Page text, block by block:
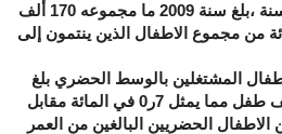
أعمارهم بين 7 وأقل من 15 سنة ،بلغ سنة 2009 ما مجموعه 170 ألف
4ر3 في المائة من مجموع الاطفال الذين ينتمون إلى
المشتغلين بالوسط الحضري بلغ
سنة 2009 ما مجموعه 19 ألف طفل مما يمثل 7ر0 في المائة مقابل
المائة سنة 1999 ،من الاطفال الحضريين البالغين من العمر